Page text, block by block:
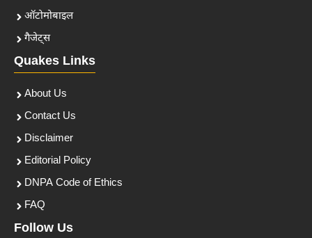
ऑटोमोबाइल
गैजेट्स
Quakes Links
About Us
Contact Us
Disclaimer
Editorial Policy
DNPA Code of Ethics
FAQ
Follow Us